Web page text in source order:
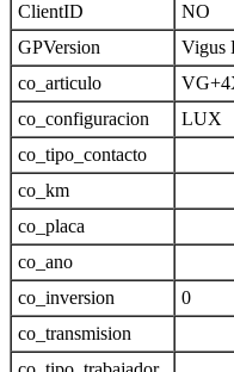
ClientID
NO
GPVersion
Vigus
co_articulo
co_configuracion
LUX
co_tipo_contacto
co_km
co_placa
co_ano
co_inversion
0
co_transmision